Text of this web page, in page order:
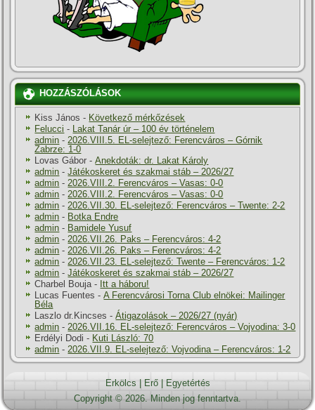
HOZZÁSZÓLÁSOK
Kiss János - Következő mérkőzések
Felucci - Lakat Tanár úr – 100 év történelem
admin - 2026.VIII.5. EL-selejtező: Ferencváros – Górnik
Zabrze: 1-0
Lovas Gábor -Anekdoták: dr. Lakat Károly
admin -Játékoskeret és szakmai stáb – 2026/27
admin - 2026.VIII.2. Ferencváros – Vasas: 0-0
admin - 2026.VIII.2. Ferencváros – Vasas: 0-0
admin - 2026.VII.30. EL-selejtező: Ferencváros – Twente: 2-2
admin - Botka Endre
admin - Bamidele Yusuf
admin - 2026.VII.26. Paks – Ferencváros: 4-2
admin - 2026.VII.26. Paks – Ferencváros: 4-2
admin - 2026.VII.23. EL-selejtező: Twente – Ferencváros: 1-2
admin -Játékoskeret és szakmai stáb – 2026/27
Charbel Bouja - Itt a háboru!
Lucas Fuentes -A Ferencvárosi Torna Club elnökei: Mailinger
Béla
Laszlo dr.Kincses -Átigazolások – 2026/27 (nyár)
admin - 2026.VII.16. EL-selejtező: Ferencváros – Vojvodina: 3-0
Erdélyi Dodi - Kuti László: 70
admin - 2026.VII.9. EL-selejtező: Vojvodina – Ferencváros: 1-2
Erkölcs Erő|
Egyetértés
Copyright © 2026. Minden jog fenntartva.